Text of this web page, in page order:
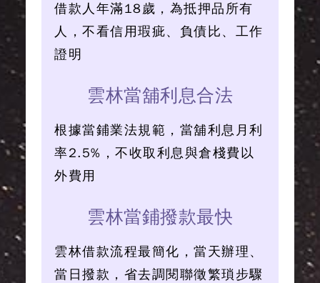
借款人年滿18歲，為抵押品所有
人，不看信用瑕疵、負債比、工作
證明
雲林當舖利息合法
根據當鋪業法規範，當舖利息月利
率2.5%，不收取利息與倉棧費以
外費用
雲林當鋪撥款最快
雲林借款流程最簡化，當天辦理、
當日撥款，省去調閱聯徵繁瑣步驟